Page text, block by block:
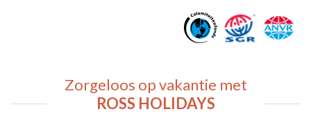
Zorgeloos op vakantie met
ROSS HOLIDAYS